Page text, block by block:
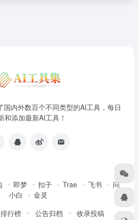
国内外数百个不同类型的AI工具，每日
和添加最新AI工具！
即梦 扣子 Trae 飞书
问
小白
金灵
排行榜 公告归档 收录投稿